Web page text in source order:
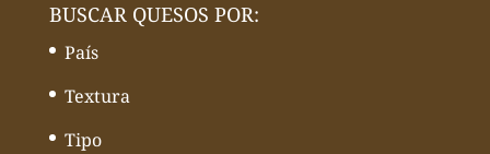
BUSCAR QUESOS POR:
País
Textura
Tipo